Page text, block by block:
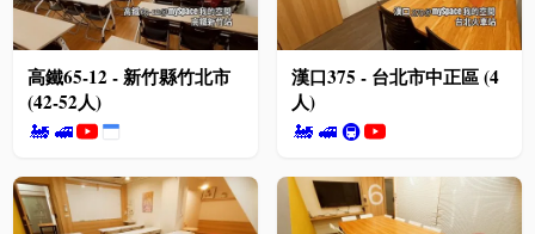
高鐵65-12 - 新竹縣竹北市
(42-52人)
🚂 🚅
漢口375 - 台北市中正區 (4
人)
🚂 🚅🚇